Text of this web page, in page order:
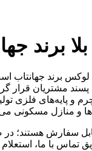
جهانتاب
جهانتاب است که با
قرار گرفته است.
فلزی تولید شده
مسکونی می‌باشد.
هستند؛ در صورت
استعلام بگیرید.